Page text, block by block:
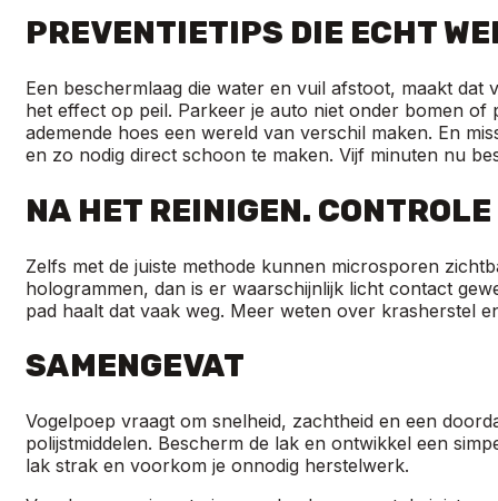
PREVENTIETIPS DIE ECHT
Een beschermlaag die water en vuil afstoot, maakt
het effect op peil. Parkeer je auto niet onder bomen
ademende hoes een wereld van verschil maken. En
en zo nodig direct schoon te maken. Vijf minuten nu
NA HET REINIGEN.
Zelfs met de juiste methode kunnen microsporen
hologrammen, dan is er waarschijnlijk licht contact
pad haalt dat vaak weg. Meer weten over krasherstel
SAMENGEVAT
Vogelpoep vraagt om snelheid, zachtheid en een
polijstmiddelen. Bescherm de lak en ontwikkel een
lak strak en voorkom je onnodig herstelwerk.